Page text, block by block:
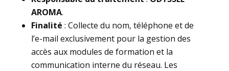
AROMA.
Finalité : Collecte du nom, téléphone et de
l’e-mail exclusivement pour la gestion des
accès aux modules de formation et la
communication interne du réseau. Les